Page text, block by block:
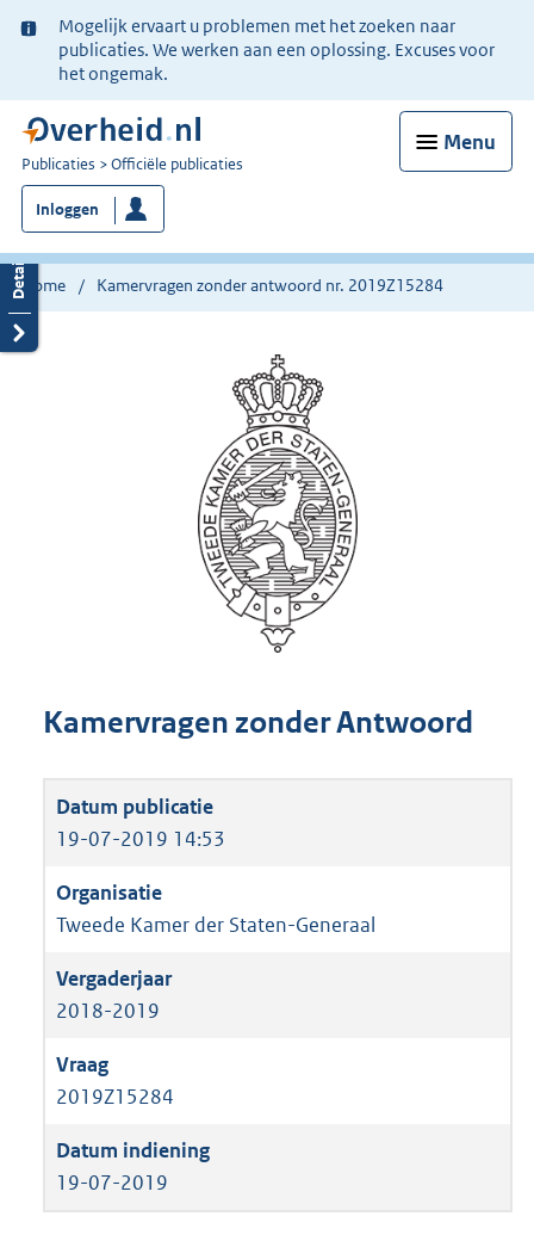
Ter
informatie:
Mogelijk ervaart u problemen met het zoeken naar
publicaties. We werken aan een oplossing. Excuses voor
het ongemak.
Menu
U
bent
nu
hier:
Publicaties Officiële publicaties
Inloggen
Home Kamervragen zonder antwoord nr. 2019Z15284
Kamervragen zonder Antwoord
19-07-2019 14:53
Tweede Kamer der Staten-Generaal
2018-2019
2019Z15284
19-07-2019